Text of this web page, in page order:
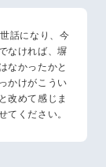
話になり、今
なければ、塀
なかったかと
かけがこうい
改めて感じま
てください。